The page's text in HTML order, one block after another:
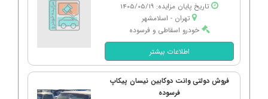
تاریخ پایان مزایده: 1405/05/19
تهران - اسلامشهر
خودرو اسقاطی و فرسوده
اطلاعات بیشتر
فروش دولتی وانت دوکابین نیسان پیکاپ
فرسوده